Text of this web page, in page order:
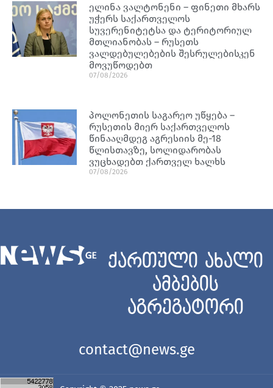
ელინა ვალტონენი – ფინეთი მხარს
უჭერს საქართველოს
სუვერენიტეტსა და ტერიტორიულ
მთლიანობას – რუსეთს
ვალდებულებების შესრულებისკენ
მოვუწოდებთ
07/08/2026
პოლონეთის საგარეო უწყება –
რუსეთის მიერ საქართველოს
წინააღმდეგ აგრესიის მე-18
წლისთავზე, სოლიდარობას
ვუცხადებთ ქართველ ხალხს
07/08/2026
ქართული ახალი
ამბების
აგრეგატორი
contact@news.ge